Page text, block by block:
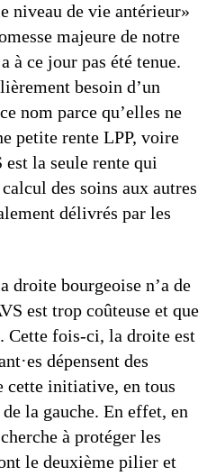
niveau de vie antérieur»
majeure de notre
à ce jour pas été tenue.
besoin d’un
nom parce qu’elles ne
petite rente LPP, voire
est la seule rente qui
des soins aux autres
délivrés par les
droite bourgeoise n’a de
est trop coûteuse et que
Cette fois-ci, la droite est
dépensent des
initiative, en tous
la gauche. En effet, en
à protéger les
le deuxième pilier et